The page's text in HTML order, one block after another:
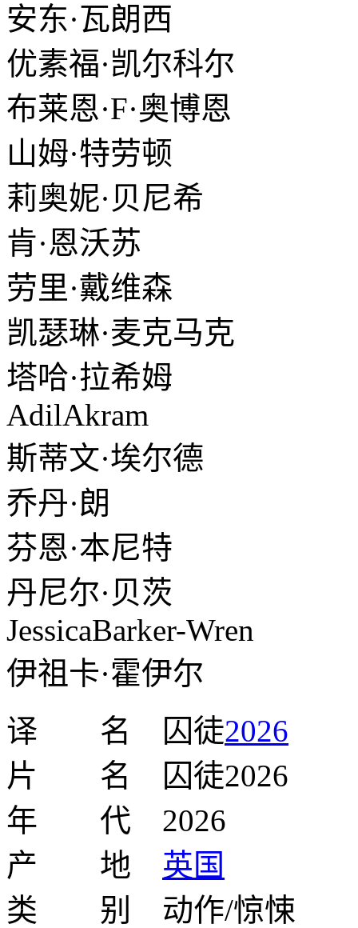
安东·瓦朗西
优素福·凯尔科尔
布莱恩·F·奥博恩
山姆·特劳顿
莉奥妮·贝尼希
肯·恩沃苏
劳里·戴维森
凯瑟琳·麦克马克
塔哈·拉希姆
AdilAkram
斯蒂文·埃尔德
乔丹·朗
芬恩·本尼特
丹尼尔·贝茨
JessicaBarker-Wren
伊祖卡·霍伊尔
译 名 囚徒2026
片 名 囚徒2026
年 代 2026
产 地 英国
类 别 动作/惊悚